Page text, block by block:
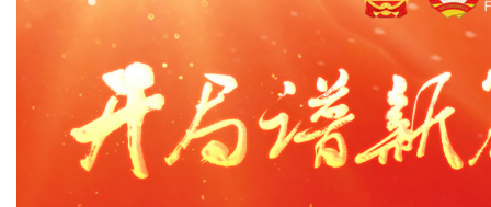
湛江东海岛液散码头举行竣工庆典
武隆区残联专题学习中国残联第八次全国代表大会
中国航天领域首个大科学装置正式运行
“英雄花开英雄城”2025广州传承弘扬红色文化系列
石家庄民协“开国元勋年画收藏展”亮相平山